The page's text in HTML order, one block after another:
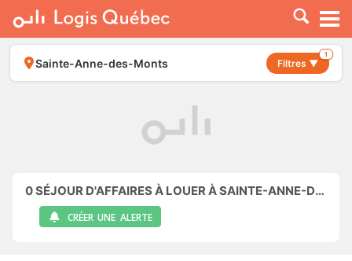
À LOUER
À VENDRE
PLACER UNE ANNONCE
Sainte-Anne-des-Monts Filtres ▼
1
0SÉJOUR D'AFFAIRES À LOUER À SAINTE-ANNE-DES-MONTS
CRÉER UNE ALERTE